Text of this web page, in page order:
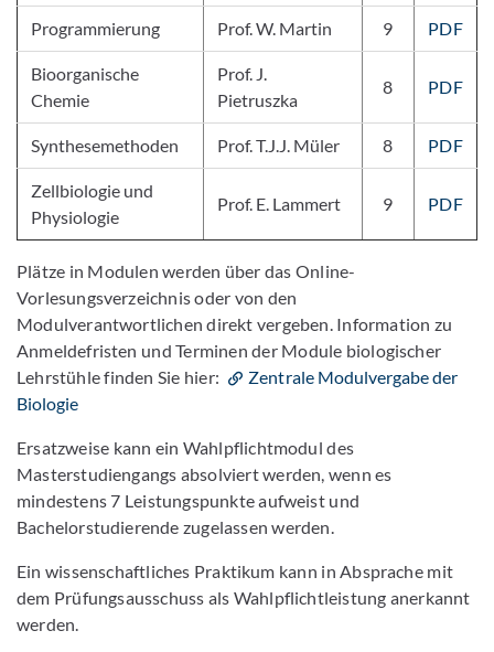
Programmierung Prof. W. Martin 9 PDF
Bioorganische
Chemie
Prof. J.
Pietruszka
8 PDF
Synthesemethoden Prof. T.J.J. Müler 8 PDF
Zellbiologie und
Physiologie
Prof. E. Lammert 9 PDF
Plätze in Modulen werden über das Online-
Vorlesungsverzeichnis oder von den
Modulverantwortlichen direkt vergeben. Information zu
Anmeldefristen und Terminen der Module biologischer
Lehrstühle finden Sie hier:
Zentrale Modulvergabe der
Biologie
Ersatzweise kann ein Wahlpflichtmodul des
Masterstudiengangs absolviert werden, wenn es
mindestens 7 Leistungspunkte aufweist und
Bachelorstudierende zugelassen werden.
Ein wissenschaftliches Praktikum kann in Absprache mit
dem Prüfungsausschuss als Wahlpflichtleistung anerkannt
werden.